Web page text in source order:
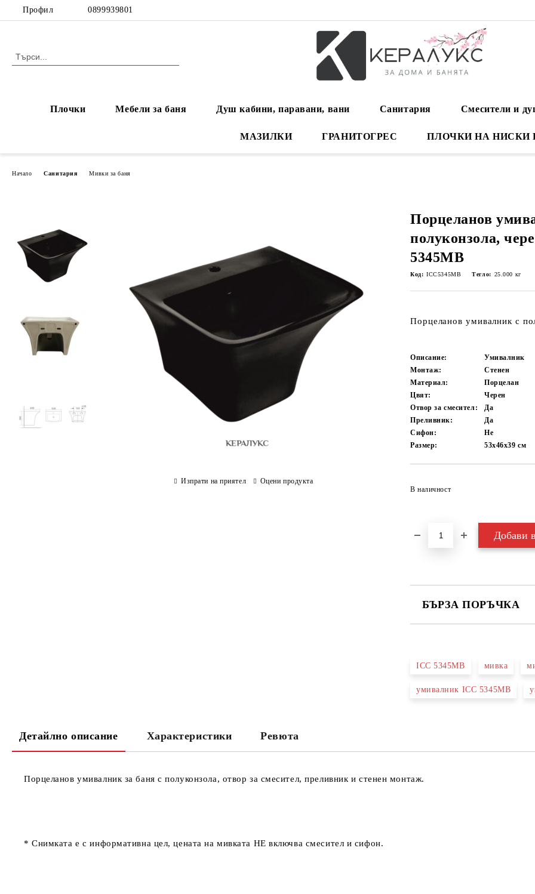
Профил 0899939801
Плочки Мебели за баня Душ кабини, паравани, вани Санитария Смесители и
МАЗИЛКИ ГРАНИТОГРЕС ПЛОЧКИ НА НИСКИ
Начало Санитария Мивки за баня
Порцеланов
полуконзола,
5345MB
Код: ICC5345MB Тегло: 25.000 кг
Порцеланов умивалник с
Описание:
Умивалник
Монтаж:
Стенен
Материал:
Порцелан
Цвят:
Черен
Отвор за смесител:
Да
Преливник:
Да
Сифон:
Не
Размер:
53х46х39см
В наличност
БЪРЗА ПОРЪЧКА
Съгласен съм с
ICC 5345MB мивка
умивалник ICC 5345MB
Изпрати на приятел Оцени продукта
Детайлно описание Характеристики Ревюта
Порцеланов умивалник за баня с полуконзола, отвор за смесител, преливник и стенен монтаж.
* Снимката е с информативна цел, цената на мивката НЕ включва смесител и сифон.